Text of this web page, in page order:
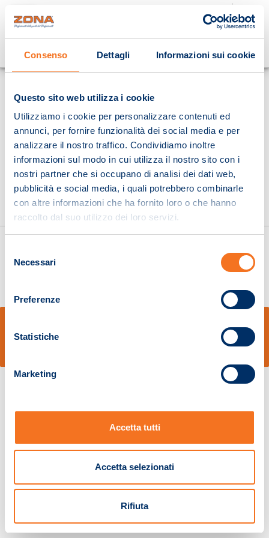
Consenso Dettagli Informazioni sui cookie
Questo sito web utilizza i cookie
Utilizziamo i cookie per personalizzare contenuti ed
annunci, per fornire funzionalità dei social media e per
analizzare il nostro traffico. Condividiamo inoltre
informazioni sul modo in cui utilizza il nostro sito con i
nostri partner che si occupano di analisi dei dati web,
pubblicità e social media, i quali potrebbero combinarle
con altre informazioni che ha fornito loro o che hanno
raccolto dal suo utilizzo dei loro servizi.
delNecessari
Preferenze
Statistiche
Marketing
Accetta tutti
Accetta selezionati
Rifiuta
Cosa stai cercando?
Pistoia 01680210505 – R.E.A. n.155974 - Cap.Soc. € 2.000.000,00 i.v. La
Società adotta il Codice Etico D.lgs. 231/01